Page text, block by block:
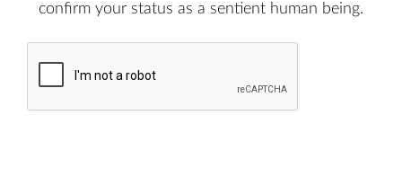
confirm your status as a sentient human being.